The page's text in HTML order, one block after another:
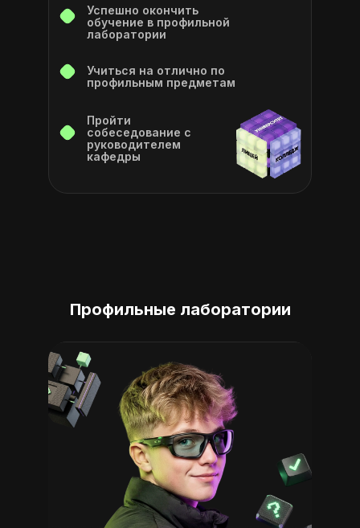
Успешно окончить
обучение в профильной
лаборатории
Учиться на отлично по
профильным предметам
Пройти
собеседование с
руководителем
кафедры
Профильные лаборатории